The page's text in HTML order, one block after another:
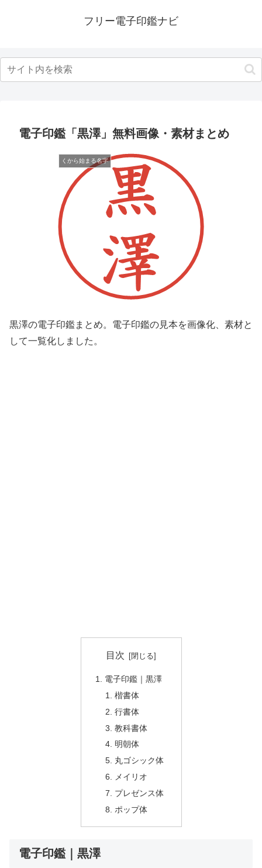
フリー電子印鑑ナビ
電子印鑑「黒澤」無料画像・素材まとめ
くから始まる名字
黒澤の電子印鑑まとめ。電子印鑑の見本を画像化、素材と
して一覧化しました。
目次
電子印鑑｜黒澤
楷書体
行書体
教科書体
明朝体
丸ゴシック体
メイリオ
プレゼンス体
ポップ体
電子印鑑｜黒澤